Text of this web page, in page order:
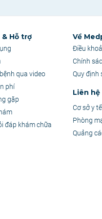
Hỗ trợ
qua video
phí
gặp
đáp khám chữa
Về
Điều
Chính
Quy định
Liên
Cơ sở y tế
Phòng
Quảng